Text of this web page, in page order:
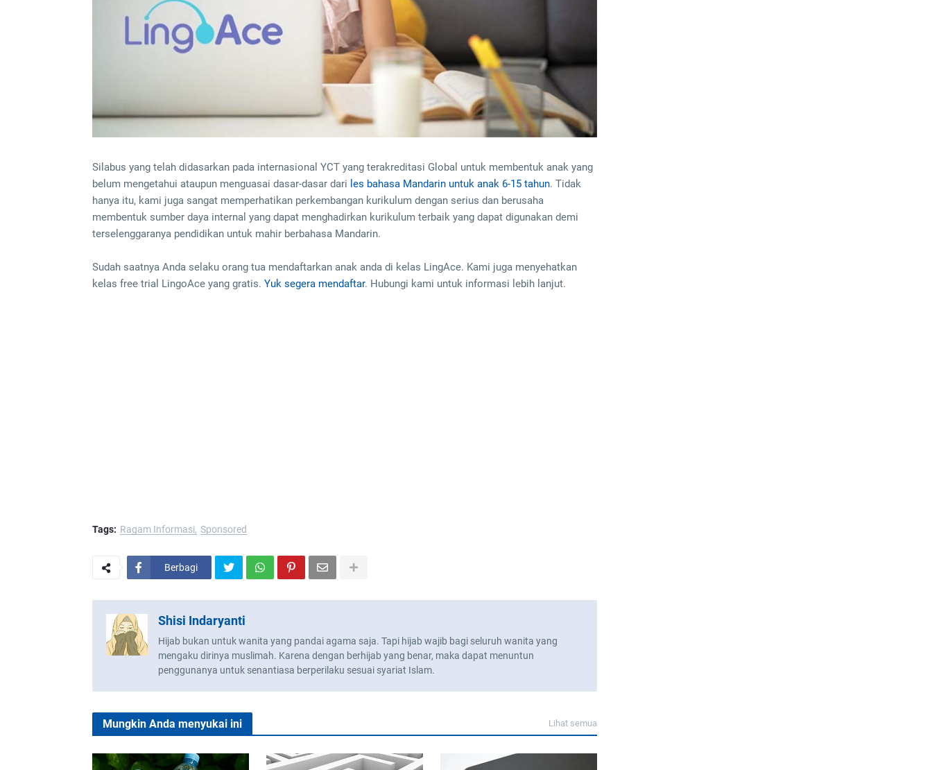
Silabus yang telah didasarkan pada internasional YCT yang terakreditasi Global untuk membentuk anak yang
belum mengetahui ataupun menguasai dasar-dasar dari les bahasa Mandarin untuk anak 6-15 tahun. Tidak
hanya itu, kami juga sangat memperhatikan perkembangan kurikulum dengan serius dan berusaha
membentuk sumber daya internal yang dapat menghadirkan kurikulum terbaik yang dapat digunakan demi
terselenggaranya pendidikan untuk mahir berbahasa Mandarin.
Sudah saatnya Anda selaku orang tua mendaftarkan anak anda di kelas LingAce. Kami juga menyehatkan
kelas free trial LingoAce yang gratis. Yuk segera mendaftar. Hubungi kami untuk informasi lebih lanjut.
Tags: Ragam Informasi Sponsored
Berbagi
Shisi Indaryanti
Hijab bukan untuk wanita yang pandai agama saja. Tapi hijab wajib bagi seluruh wanita yang
mengaku dirinya muslimah. Karena dengan berhijab yang benar, maka dapat menuntun
penggunanya untuk senantiasa berperilaku sesuai syariat Islam.
Mungkin Anda menyukai ini Lihat semua